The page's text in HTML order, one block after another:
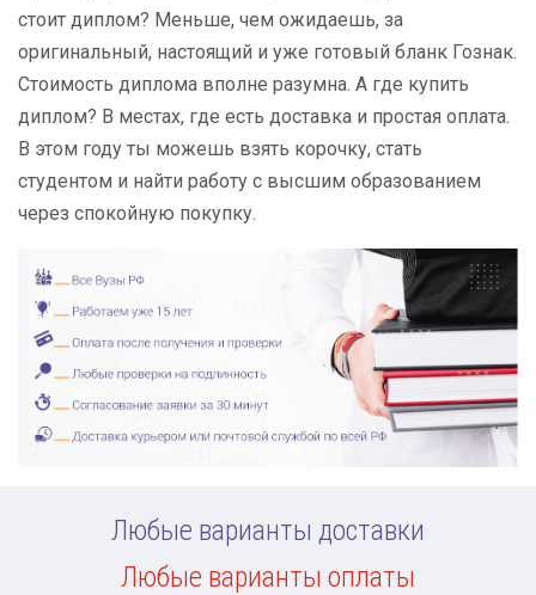
стоит диплом? Меньше, чем ожидаешь, за
оригинальный, настоящий и уже готовый бланк Гознак.
Стоимость диплома вполне разумна. А где купить
диплом? В местах, где есть доставка и простая оплата.
В этом году ты можешь взять корочку, стать
студентом и найти работу с высшим образованием
через спокойную покупку.
Любые варианты доставки
Любые варианты оплаты